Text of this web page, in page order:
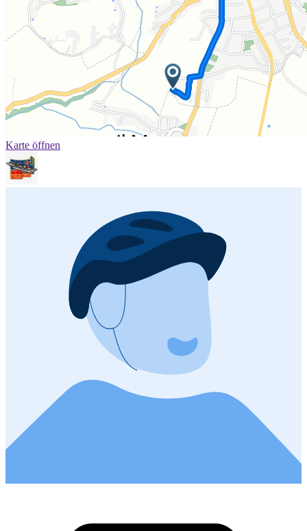
Karte öffnen